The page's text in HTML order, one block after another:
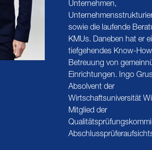
Unternehmen,
sowie die laufende
KMUs. Daneben hat er
tiefgehendes Know-
Betreuung von
Einrichtungen. Ingo
Absolvent der
Wirtschaftsuniversität
Mitglied der